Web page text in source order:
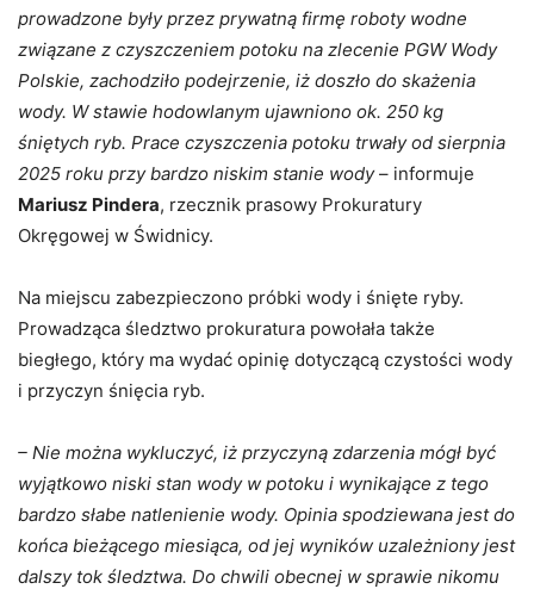
prowadzone były przez prywatną firmę roboty wodne
związane z czyszczeniem potoku na zlecenie PGW Wody
Polskie, zachodziło podejrzenie, iż doszło do skażenia
wody. W stawie hodowlanym ujawniono ok. 250 kg
śniętych ryb. Prace czyszczenia potoku trwały od sierpnia
2025 roku przy bardzo niskim stanie wody– informuje
Mariusz Pindera, rzecznik prasowy Prokuratury
Okręgowej w Świdnicy.
Na miejscu zabezpieczono próbki wody i śnięte ryby.
Prowadząca śledztwo prokuratura powołała także
biegłego, który ma wydać opinię dotyczącą czystości wody
i przyczyn śnięcia ryb.
– Nie można wykluczyć, iż przyczyną zdarzenia mógł być
wyjątkowo niski stan wody w potoku i wynikające z tego
bardzo słabe natlenienie wody. Opinia spodziewana jest do
końca bieżącego miesiąca, od jej wyników uzależniony jest
dalszy tok śledztwa. Do chwili obecnej w sprawie nikomu